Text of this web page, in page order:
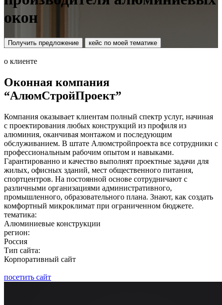
окон
Получить предложение кейс по моей тематике
о клиенте
Оконная компания
“АлюмСтройПроект”
Компания оказывает клиентам полный спектр услуг, начиная
с проектирования любых конструкций из профиля из
алюминия, оканчивая монтажом и последующим
обслуживанием. В штате Алюмстройпроекта все сотрудники с
профессиональным рабочим опытом и навыками.
Гарантированно и качество выполнят проектные задачи для
жилых, офисных зданий, мест общественного питания,
спортцентров. На постоянной основе сотрудничают с
различными организациями административного,
промышленного, образовательного плана. Знают, как создать
комфортный микроклимат при ограниченном бюджете.
тематика:
Алюминиевые конструкции
регион:
Россия
Тип сайта:
Корпоративный сайт
посетить сайт